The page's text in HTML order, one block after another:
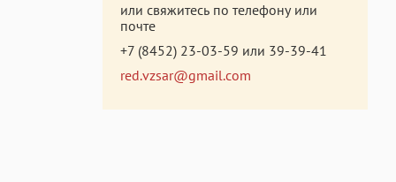
или свяжитесь по телефону или
почте
+7 (8452) 23-03-59 или 39-39-41
red.vzsar@gmail.com